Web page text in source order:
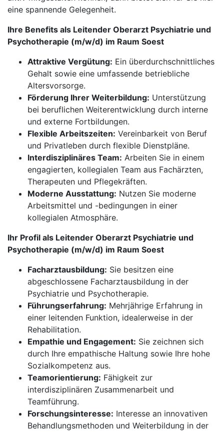
eine spannende Gelegenheit.
Ihre Benefits als Leitender Oberarzt Psychiatrie und
Psychotherapie (m/w/d) im Raum Soest
Attraktive Vergütung: Ein überdurchschnittliches
Gehalt sowie eine umfassende betriebliche
Altersvorsorge.
Förderung Ihrer Weiterbildung: Unterstützung
bei beruflichen Weiterentwicklung durch interne
und externe Fortbildungen.
Flexible Arbeitszeiten: Vereinbarkeit von Beruf
und Privatleben durch flexible Dienstpläne.
Interdisziplinäres Team: Arbeiten Sie in einem
engagierten, kollegialen Team aus Fachärzten,
Therapeuten und Pflegekräften.
Moderne Ausstattung: Nutzen Sie moderne
Arbeitsmittel und -bedingungen in einer
kollegialen Atmosphäre.
Ihr Profil als Leitender Oberarzt Psychiatrie und
Psychotherapie (m/w/d) im Raum Soest
Facharztausbildung: Sie besitzen eine
abgeschlossene Facharztausbildung in der
Psychiatrie und Psychotherapie.
Führungserfahrung: Mehrjährige Erfahrung in
einer leitenden Funktion, idealerweise in der
Rehabilitation.
Empathie und Engagement: Sie zeichnen sich
durch Ihre empathische Haltung sowie Ihre hohe
Sozialkompetenz aus.
Teamorientierung: Fähigkeit zur
interdisziplinären Zusammenarbeit und
Teamführung.
Forschungsinteresse: Interesse an innovativen
Behandlungsmethoden und Weiterbildung in der